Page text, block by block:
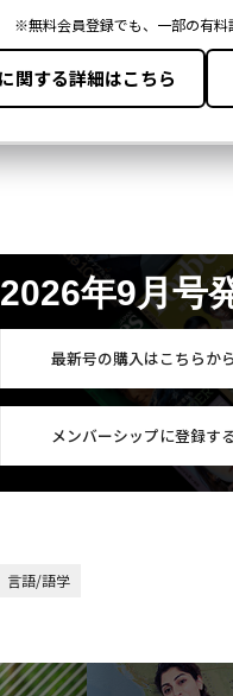
2026年9月号
最新号の購入はこちらから
メンバーシップに登録す
言語/語学